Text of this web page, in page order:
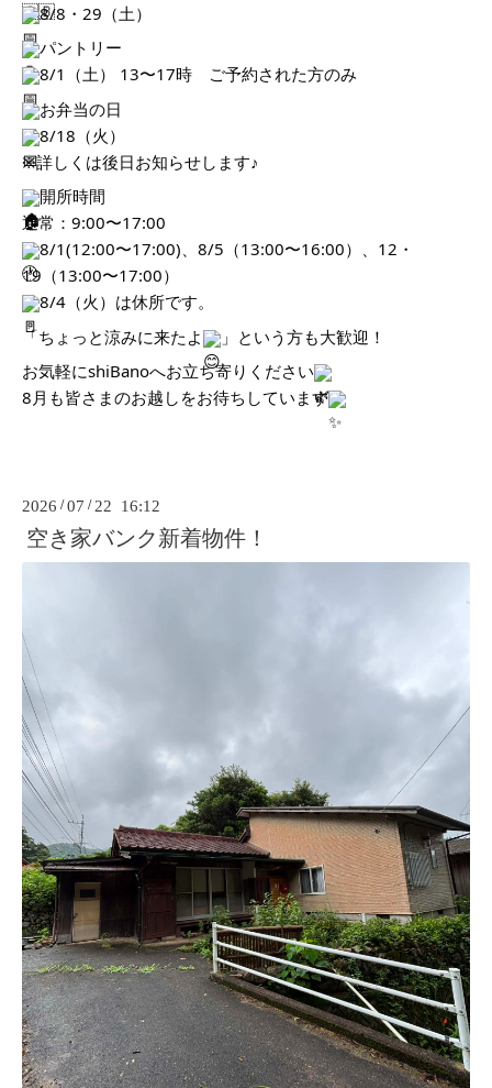
8/8・29（土）
パントリー
8/1（土） 13〜17時 ご予約された方のみ
お弁当の日
8/18（火）
※詳しくは後日お知らせします♪
開所時間
通常：9:00〜17:00
8/1(12:00〜17:00)、8/5（13:00〜16:00）、12・
19（13:00〜17:00）
8/4（火）は休所です。
「ちょっと涼みに来たよ
」という方も大歓迎！
お気軽にshiBanoへお立ち寄りください
8月も皆さまのお越しをお待ちしています
2026 /07 / 22 16:12
空き家バンク新着物件！